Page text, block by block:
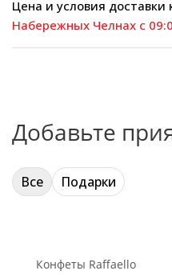
Цена и условия доставки
Набережных Челнах с
Добавьте
Все Подарки
Конфеты Raffaello